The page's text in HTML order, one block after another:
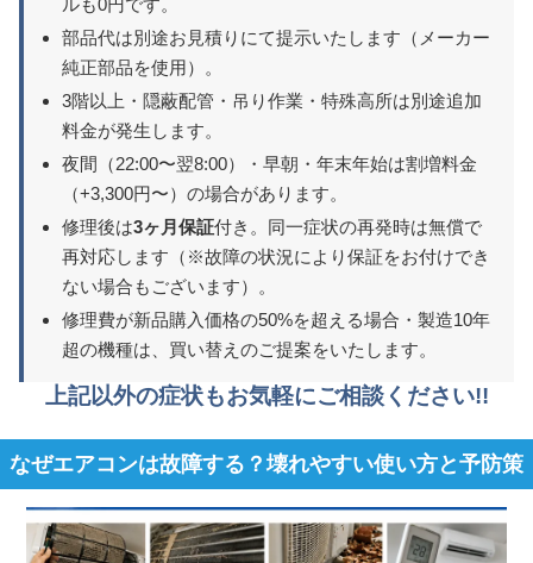
部品代は別途お見積りにて提示いたします（メーカー
純正部品を使用）。
3階以上・隠蔽配管・吊り作業・特殊高所は別途追加
料金が発生します。
夜間（22:00〜翌8:00）・早朝・年末年始は割増料金
（+3,300円〜）の場合があります。
修理後は3ヶ月保証付き。同一症状の再発時は無償で
再対応します（※故障の状況により保証をお付けでき
ない場合もございます）。
修理費が新品購入価格の50%を超える場合・製造10年
超の機種は、買い替えのご提案をいたします。
上記以外の症状もお気軽にご相談ください!!
なぜエアコンは故障する？壊れやすい使い方と予防策